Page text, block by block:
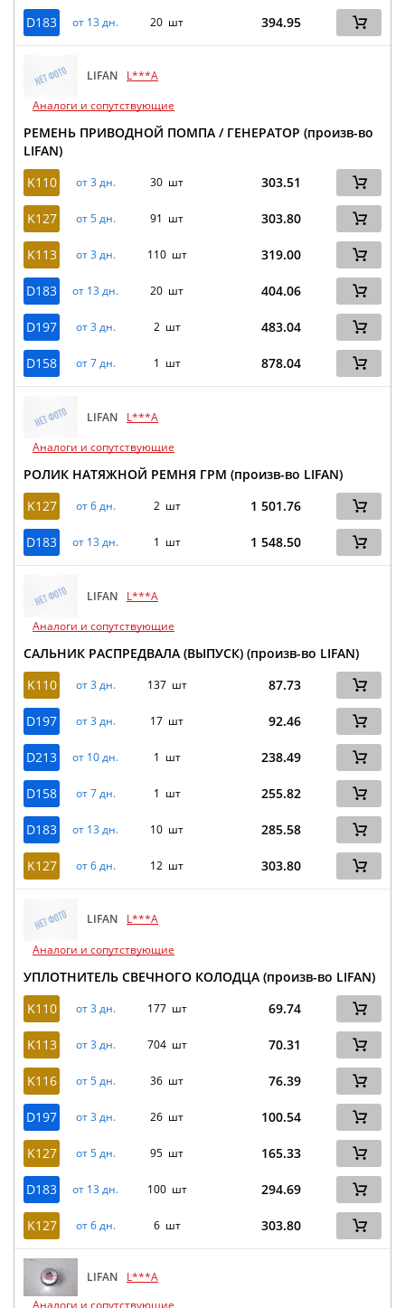
D183 от 13 дн. 20 шт 394.95
LIFAN
L***A
Аналоги и сопутствующие
РЕМЕНЬ ПРИВОДНОЙ ПОМПА / ГЕНЕРАТОР (произв-во
LIFAN)
K110
от 3 дн. 30 шт 303.51
K127 от 5 дн. 91 шт 303.80
K113 от 3 дн. 110 шт 319.00
D183 от 13 дн. 20 шт 404.06
D197 от 3 дн. 2 шт 483.04
D158 от 7 дн. 1 шт 878.04
LIFAN
L***A
Аналоги и сопутствующие
РОЛИК НАТЯЖНОЙ РЕМНЯ ГРМ (произв-во LIFAN)
K127
от 6 дн. 2 шт 1 501.76
D183 от 13 дн. 1 шт 1 548.50
LIFAN
L***A
Аналоги и сопутствующие
САЛЬНИК РАСПРЕДВАЛА (ВЫПУСК) (произв-во LIFAN)
K110
от 3 дн. 137 шт 87.73
D197 от 3 дн. 17 шт 92.46
D213 от 10 дн. 1 шт 238.49
D158 от 7 дн. 1 шт 255.82
D183 от 13 дн. 10 шт 285.58
K127 от 6 дн. 12 шт 303.80
LIFAN
L***A
Аналоги и сопутствующие
УПЛОТНИТЕЛЬ СВЕЧНОГО КОЛОДЦА (произв-во LIFAN)
K110
от 3 дн. 177 шт 69.74
K113 от 3 дн. 704 шт 70.31
K116 от 5 дн. 36 шт 76.39
D197 от 3 дн. 26 шт 100.54
K127 от 5 дн. 95 шт 165.33
D183 от 13 дн. 100 шт 294.69
K127 от 6 дн. 6 шт 303.80
LIFAN
L***A